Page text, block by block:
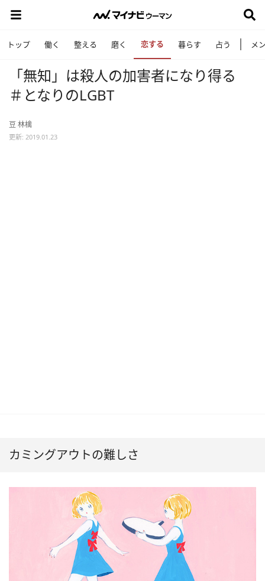
トップ 働く 整える 磨く 恋する 暮らす 占う メ
「無知」は殺人の加害者になり得る
＃となりのLGBT
豆 林檎
更新: 2019.01.23
カミングアウトの難しさ